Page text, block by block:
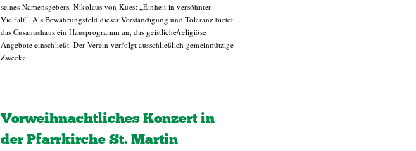
seines Namensgebers, Nikolaus von Kues: „Einheit in versöhnter
Vielfalt”. Als Bewährungsfeld dieser Verständigung und Toleranz bietet
das Cusanushaus ein Hausprogramm an, das geistliche/religiöse
Angebote einschließt. Der Verein verfolgt ausschließlich gemeinnützige
Zwecke.
Vorweihnachtliches Konzert in
der Pfarrkirche St. Martin